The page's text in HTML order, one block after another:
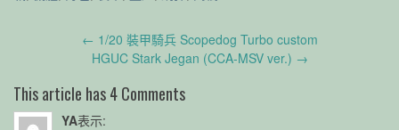
← 1/20 裝甲騎兵 Scopedog Turbo custom
HGUC Stark Jegan (CCA-MSV ver.) →
This article has 4 Comments
YA表示: